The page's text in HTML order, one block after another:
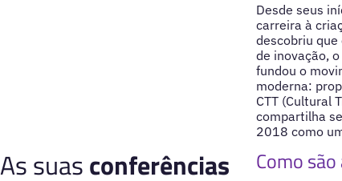
Desde seus
carreira à
descobriu
de inovação,
fundou o
moderna:
CTT (Cultural
compartilha
2018 como
As suasconferências Como